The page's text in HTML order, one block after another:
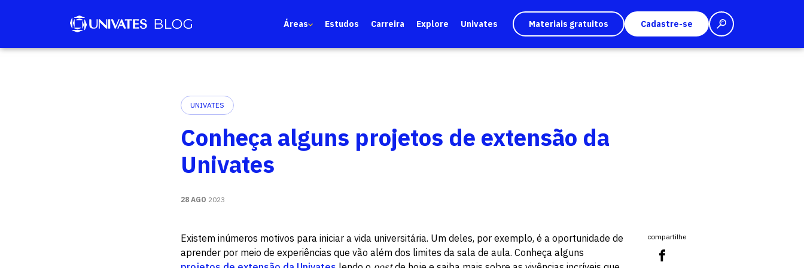
Áreas Estudos Carreira Explore Univates Materiais gratuitos Cadastre-se
UNIVATES
Conheça alguns projetos de extensão da
Univates
28 AGO 2023
Existem inúmeros motivos para iniciar a vida universitária. Um deles, por exemplo, é a oportunidade de
aprender por meio de experiências que vão além dos limites da sala de aula. Conheça alguns
compartilhe